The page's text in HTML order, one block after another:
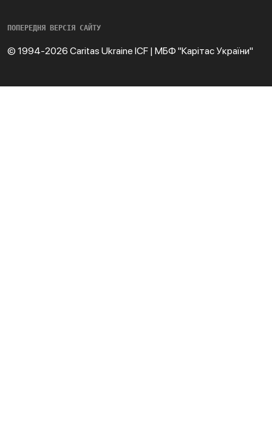
ПОПЕРЕДНЯ ВЕРСІЯ САЙТУ
© 1994-2026 Caritas Ukraine ICF | МБФ "Карітас України"